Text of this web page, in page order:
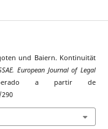
und Baiern. Kontinuität
European Journal of Legal
a partir de